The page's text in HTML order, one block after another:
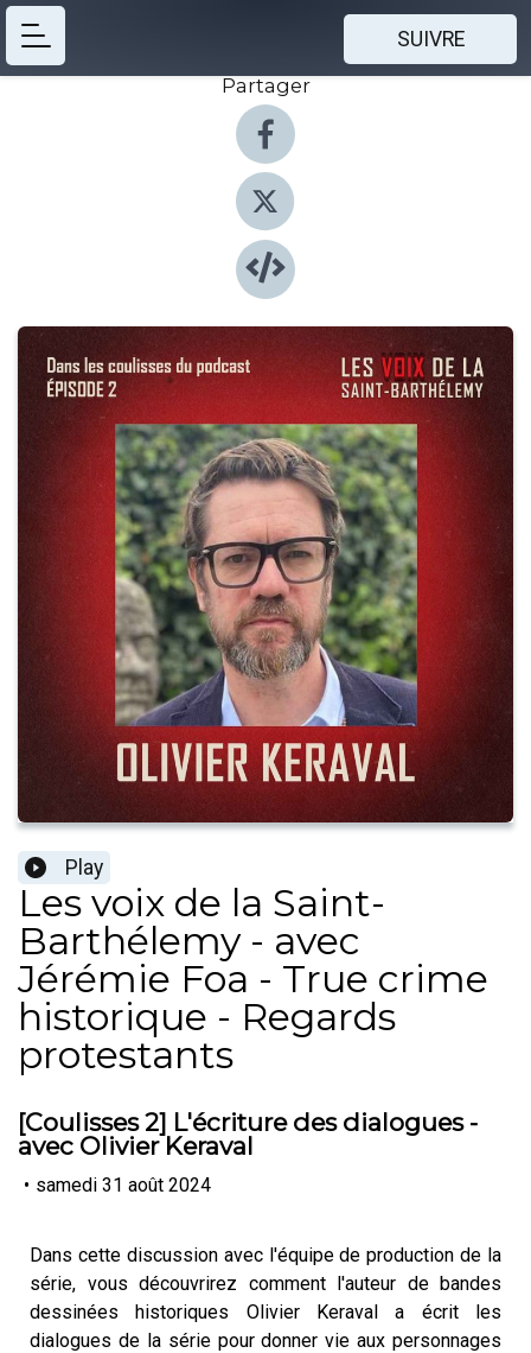
SUIVRE
Partager
Play
Les voix de la Saint-
Barthélemy - avec
Jérémie Foa - True crime
historique - Regards
protestants
[Coulisses 2] L'écriture des dialogues -
avec Olivier Keraval
• samedi 31 août 2024
Dans cette discussion avec l'équipe de production de la
série, vous découvrirez comment l'auteur de bandes
dessinées historiques Olivier Keraval a écrit les
dialogues de la série pour donner vie aux personnages